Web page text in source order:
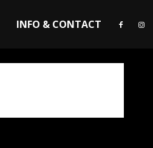
INFO & CONTACT